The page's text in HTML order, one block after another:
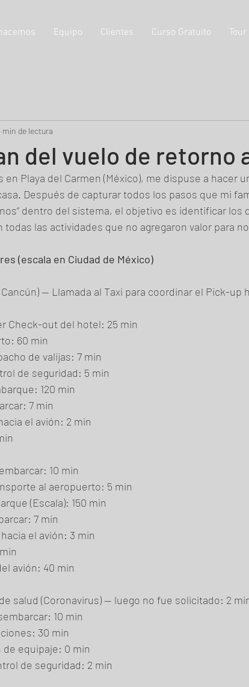
Equipo Clientes Curso Gratuito Tour
del vuelo de retorno
min de lectura
en Playa del Carmen (México), me dispuse a hacer
Después de capturar todos los pasos que mi
dentro del sistema, el objetivo es identificar los
todas las actividades que no agregaron valor para
(escala en Ciudad de México)
— Llamada al Taxi para coordinar el Pick-up
Check-out del hotel: 25 min
60 min
de valijas: 7 min
de seguridad: 5 min
120 min
7 min
el avión: 2 min
10 min
al aeropuerto: 5 min
(Escala): 150 min
7 min
el avión: 3 min
avión: 40 min
salud (Coronavirus) — luego no fue solicitado: 2
10 min
30 min
de equipaje: 0 min
de seguridad: 2 min